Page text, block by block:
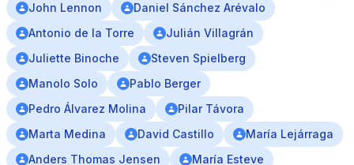
John Lennon
Daniel Sánchez Arévalo
Antonio de la Torre
Julián Villagrán
Juliette Binoche
Steven Spielberg
Manolo Solo
Pablo Berger
Pedro Álvarez Molina
Pilar Távora
Marta Medina
David Castillo
María Lejárraga
Anders Thomas Jensen
María Esteve